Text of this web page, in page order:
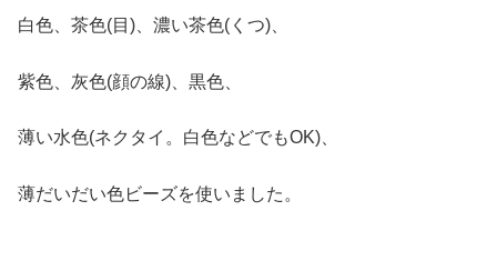
白色、茶色(目)、濃い茶色(くつ)、
紫色、灰色(顔の線)、黒色、
薄い水色(ネクタイ。白色などでもOK)、
薄だいだい色ビーズを使いました。